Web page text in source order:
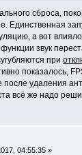
сброса,
Единственная
а вот
звук
при
показалось,
после удаления
всё же надо
04:55:35 »